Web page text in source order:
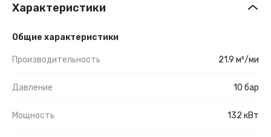
Характеристики
Общие характеристики
Производительность 21.9 м³/ми
Давление 10 бар
Мощность 132 кВт